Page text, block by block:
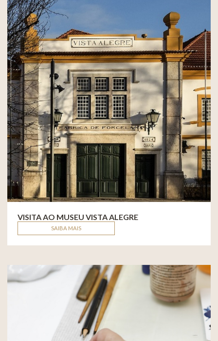
VISITA AO MUSEU VISTA ALEGRE
SAIBA MAIS